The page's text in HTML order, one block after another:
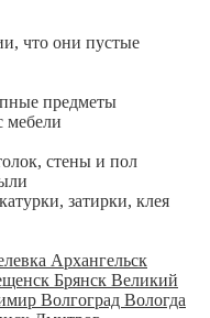
что они пустые
предметы
мебели
стены и пол
затирки, клея
Архангельск
Брянск Великий
Волгоград Вологда